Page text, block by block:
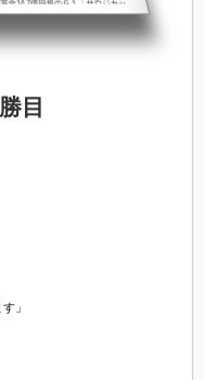
金14.7億円超のＧ１「サウジカッ
置付けとなる「根岸ステークス」今
目
」